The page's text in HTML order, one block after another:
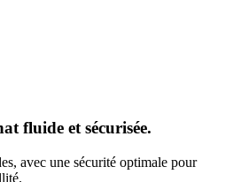
fluide et sécurisée.
avec une sécurité optimale pour